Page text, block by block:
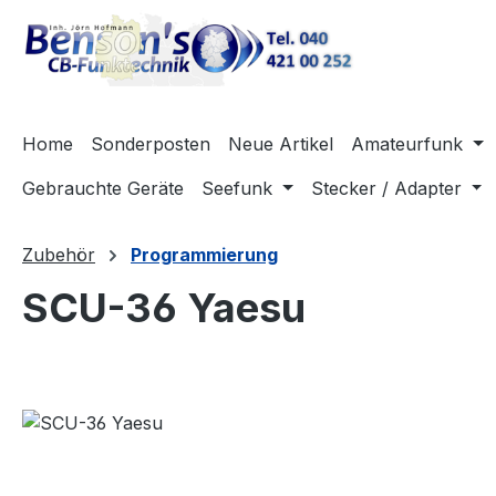
Hauptinhalt springen
Zur Suche springen
Zur Hauptnavigation springen
Home Sonderposten Neue Artikel Amateurfunk
Gebrauchte Geräte
Seefunk Stecker / Adapter
Zubehör Programmierung
SCU-36 Yaesu
Bildergalerie überspringen